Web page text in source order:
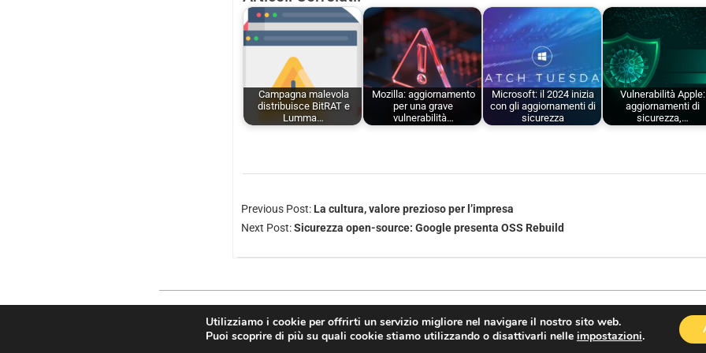
Campagna malevola
distribuisce BitRAT e
Lumma…
Mozilla: aggiornamento
per una grave
vulnerabilità…
Microsoft: il 2024 inizia
con gli aggiornamenti di
sicurezza
Vulnerabilità Apple:
aggiornamenti di
sicurezza,…
Previous Post: La cultura, valore prezioso per l’impresa
Next Post:Sicurezza open-source: Google presenta OSS Rebuild
Copyright © 2026
Utilizziamo i cookie per offrirti un servizio migliore nel navigare il nostro sito web.
Puoi scoprire di più su quali cookie stiamo utilizzando o disattivarli nelle impostazioni.